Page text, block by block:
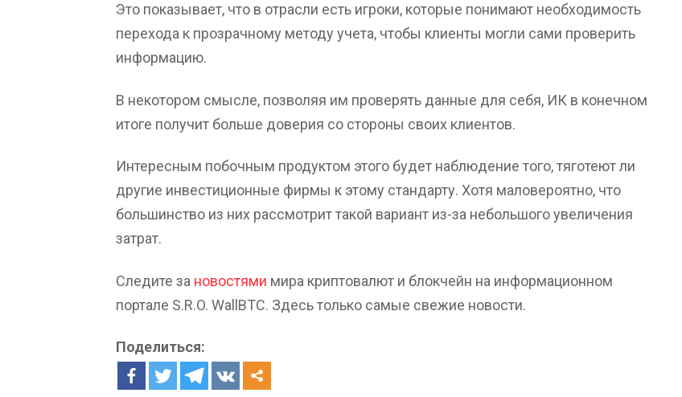
Это показывает, что в отрасли есть игроки, которые понимают необходимость
перехода к прозрачному методу учета, чтобы клиенты могли сами проверить
информацию.
В некотором смысле, позволяя им проверять данные для себя, ИК в конечном
итоге получит больше доверия со стороны своих клиентов.
Интересным побочным продуктом этого будет наблюдение того, тяготеют ли
другие инвестиционные фирмы к этому стандарту. Хотя маловероятно, что
большинство из них рассмотрит такой вариант из-за небольшого увеличения
затрат.
Следите за новостями мира криптовалют и блокчейн на информационном
портале S.R.O. WallBTC. Здесь только самые свежие новости.
Поделиться: